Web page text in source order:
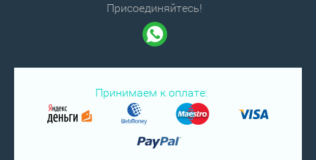
Присоединяйтесь!
Принимаем к оплате: